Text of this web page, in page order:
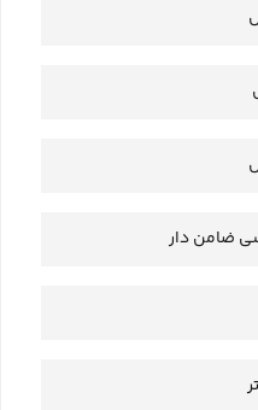
ضامن دار